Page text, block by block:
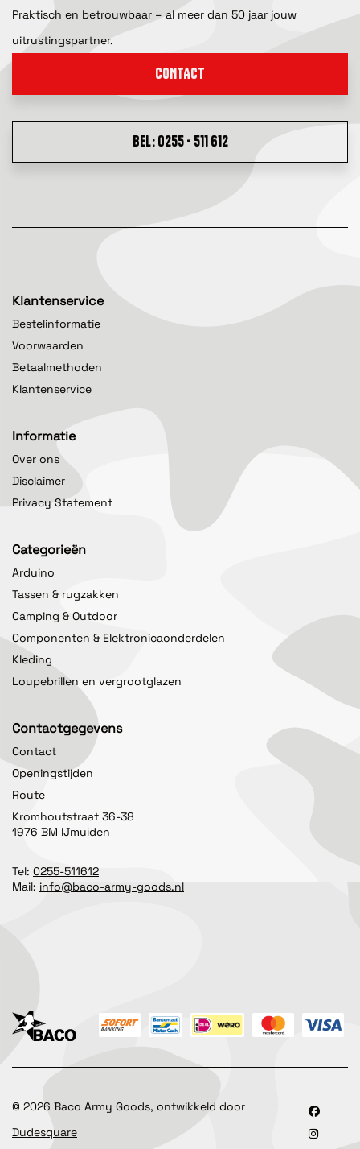
Praktisch en betrouwbaar – al meer dan 50 jaar jouw
uitrustingspartner.
CONTACT
BEL: 0255 - 511 612
Klantenservice
Bestelinformatie
Voorwaarden
Betaalmethoden
Klantenservice
Informatie
Over ons
Disclaimer
Privacy Statement
Categorieën
Arduino
Tassen & rugzakken
Camping & Outdoor
Componenten & Elektronicaonderdelen
Kleding
Loupebrillen en vergrootglazen
Contactgegevens
Contact
Openingstijden
Route
Kromhoutstraat 36-38
1976 BM IJmuiden
Tel: 0255-511612
Mail: info@baco-army-goods.nl
© 2026 Baco Army Goods, ontwikkeld door
Dudesquare